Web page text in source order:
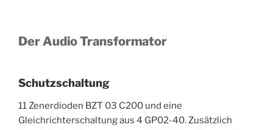
Der Audio Transformator
Schutzschaltung
11 Zenerdioden BZT 03 C200 und eine
Gleichrichterschaltung aus 4 GP02-40. Zusätzlich